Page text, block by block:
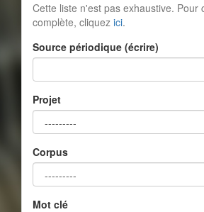
Cette liste n'est pas exhaustive. Pour
complète, cliquez ici.
Source périodique (écrire)
Projet
Corpus
Mot clé